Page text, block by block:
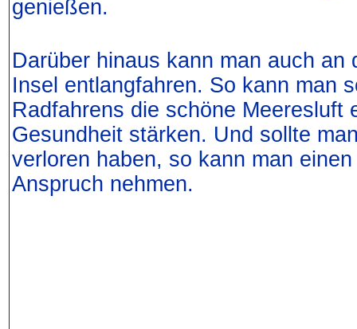
genießen.
Darüber hinaus kann man auch
Insel entlangfahren. So kann man
Radfahrens die schöne Meeresluft
Gesundheit stärken. Und sollte
verloren haben, so kann man
Anspruch nehmen.